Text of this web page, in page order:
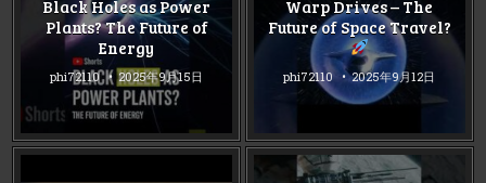
Black Holes as Power
Plants? The Future of
Energy
phi72110 2025年9月15日
Warp Drives – The
Future of Space Travel?
phi72110 2025年9月12日